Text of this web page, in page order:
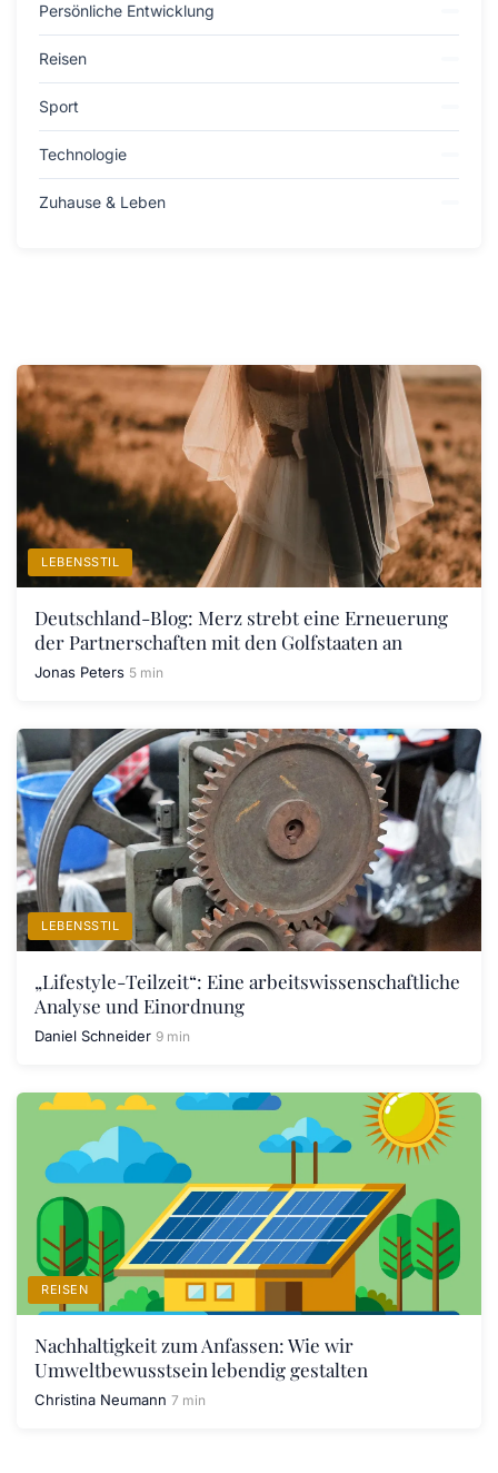
Persönliche Entwicklung
Reisen
Sport
Technologie
Zuhause & Leben
LEBENSSTIL
Deutschland-Blog: Merz strebt eine Erneuerung
der Partnerschaften mit den Golfstaaten an
Jonas Peters 5 min
LEBENSSTIL
„Lifestyle-Teilzeit“: Eine arbeitswissenschaftliche
Analyse und Einordnung
Daniel Schneider 9 min
REISEN
Nachhaltigkeit zum Anfassen: Wie wir
Umweltbewusstsein lebendig gestalten
Christina Neumann 7 min